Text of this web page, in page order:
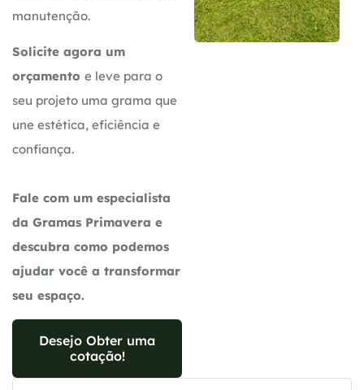
manutenção.
Solicite agora um
orçamento e leve para o
seu projeto uma grama que
une estética, eficiência e
confiança.
Fale com um especialista
da Gramas Primavera e
descubra como podemos
ajudar você a transformar
seu espaço.
Desejo Obter uma
cotação!